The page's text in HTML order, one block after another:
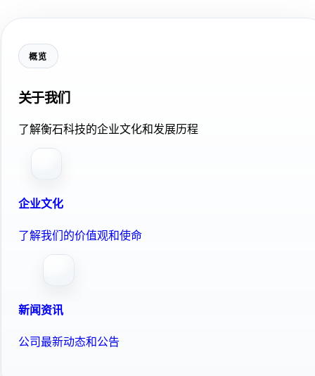
概览
关于我们
了解衡石科技的企业文化和发展历程
企业文化
了解我们的价值观和使命
新闻资讯
公司最新动态和公告